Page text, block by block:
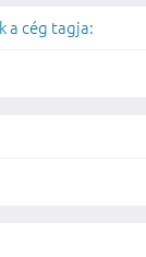
a cég tagja: